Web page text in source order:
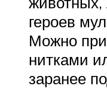
героев
Можно
нитками
заранее